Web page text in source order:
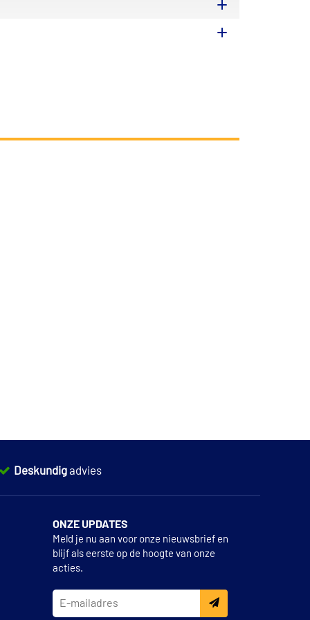
Deskundigadvies
ONZE UPDATES
Meld je nu aan voor onze nieuwsbrief en
blijf als eerste op de hoogte van onze
acties.